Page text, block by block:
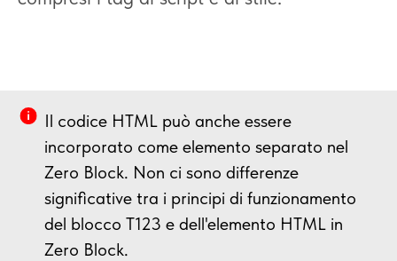
Il codice HTML può anche essere
incorporato come elemento separato nel
Zero Block. Non ci sono differenze
significative tra i principi di funzionamento
del blocco T123 e dell'elemento HTML in
Zero Block.